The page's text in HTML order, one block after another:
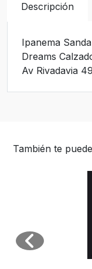
Descripción
Ipanema
Dreams
Av Rivadavia
También te